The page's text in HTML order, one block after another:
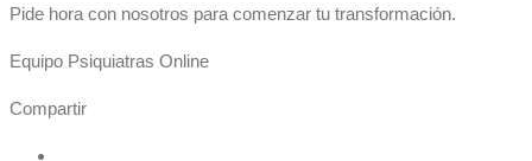
Pide hora con nosotros para comenzar tu transformación.
Equipo Psiquiatras Online
Compartir